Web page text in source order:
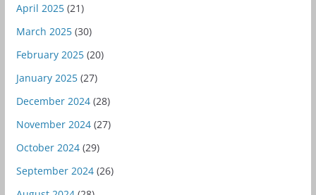
April 2025(21)
March 2025(30)
February 2025(20)
January 2025(27)
December 2024(28)
November 2024(27)
October 2024(29)
September 2024(26)